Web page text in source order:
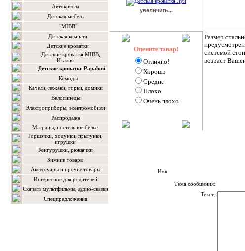
Автокресла
Детская мебель
"MIBB"
Детская комната
Детские кроватки
Детские кроватки MIBB,
Италия
Детские кроватки Papaloni
Комоды
Качели, лежаки, горки, домики
Велосипеды
Электроприборы, электромобили
Распродажа
Матрацы, постельное бельё.
Горшочки, ходунки, прыгунки,
игрушки
Кенгурушки, рюкзачки
Зимние товары
Аксессуары и прочие товары
Интересное для родителей
Скачать мультфильмы, аудио-сказки
Спецпредложения
увеличить...
Оцените товар!
Отлично!
Хорошо
Средне
Плохо
Очень плохо
Размер
системой
возраст
Имя:
Тема сообщения:
Текст: